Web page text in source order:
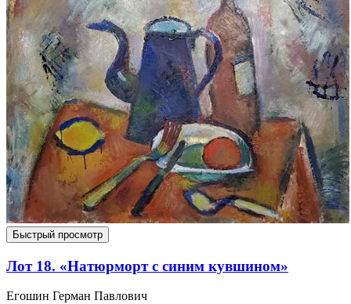
Быстрый просмотр
Лот 18. «Натюрморт с синим кувшином»
Егошин Герман Павлович